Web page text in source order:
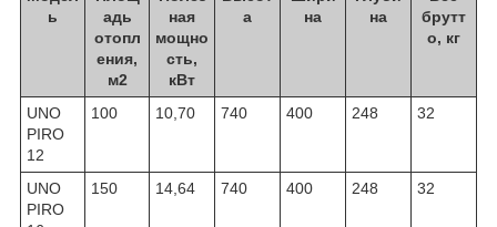
ь
адь
отопл
ения,
м2
ная
мощно
сть,
кВт
а
на
на
брутт
о, кг
UNO
PIRO
12
100 10,70 740 400 248 32
UNO
PIRO
150 14,64 740 400 248 32